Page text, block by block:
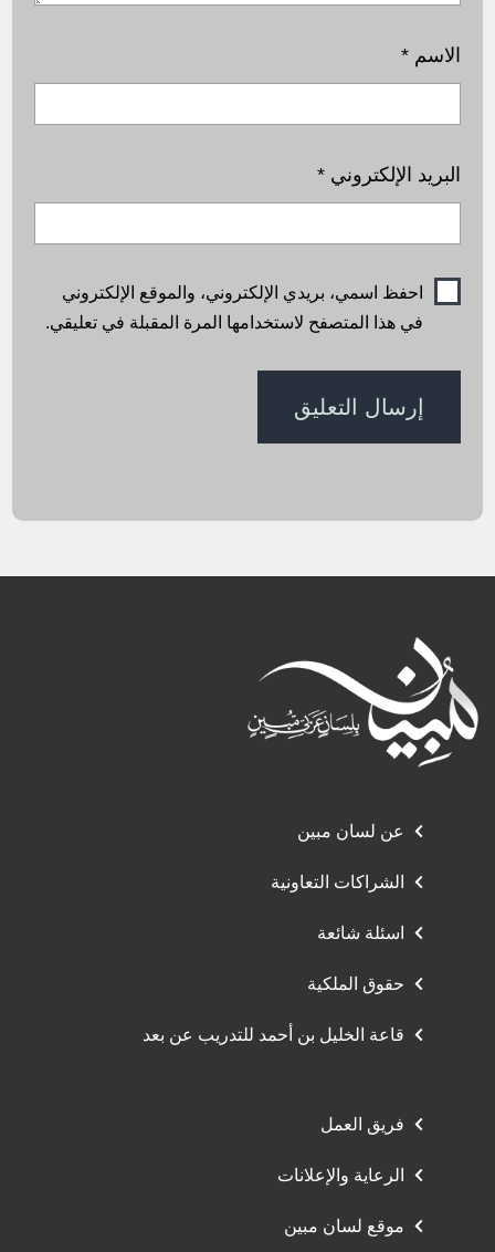
الاسم*
البريد الإلكتروني*
احفظ اسمي، بريدي الإلكتروني، والموقع الإلكتروني
في هذا المتصفح لاستخدامها المرة المقبلة في تعليقي.
عن لسان مبين
الشراكات التعاونية
اسئلة شائعة
حقوق الملكية
قاعة الخليل بن أحمد للتدريب عن بعد
فريق العمل
الرعاية والإعلانات
موقع لسان مبين